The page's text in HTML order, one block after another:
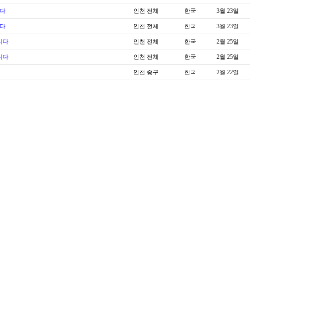
인천 전체 한국 3월 23일
인천 전체 한국 3월 23일
다 인천 전체 한국 2월 25일
다 인천 전체 한국 2월 25일
인천 중구 한국 2월 22일